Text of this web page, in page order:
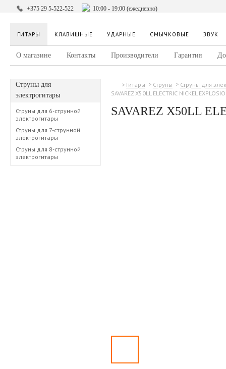
+375 29 5-522-522 10:00 - 19:00 (ежедневно)
ГИТАРЫ КЛАВИШНЫЕ УДАРНЫЕ СМЫЧКОВЫЕ ЗВУК
О магазине Контакты Производители Гарантия
Струны для
электрогитары
Струны для 6-струнной
электрогитары
Струны для 7-струнной
электрогитары
Струны для 8-струнной
электрогитары
Гитары Струны
Струны для
SAVAREZ X50LL ELECTRIC NICKEL
SAVAREZ X50LL